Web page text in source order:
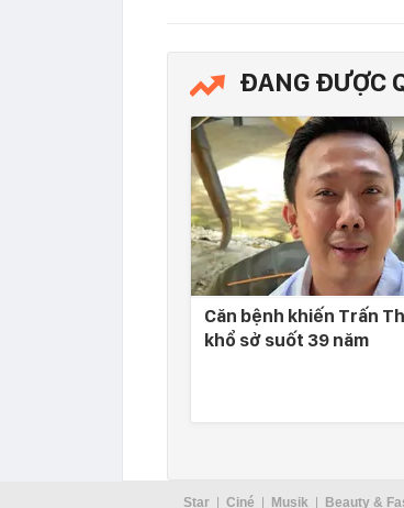
ĐANG ĐƯỢC
Căn bệnh khiến Trấn
khổ sở suốt 39 năm
Star Ciné Musik Beauty &